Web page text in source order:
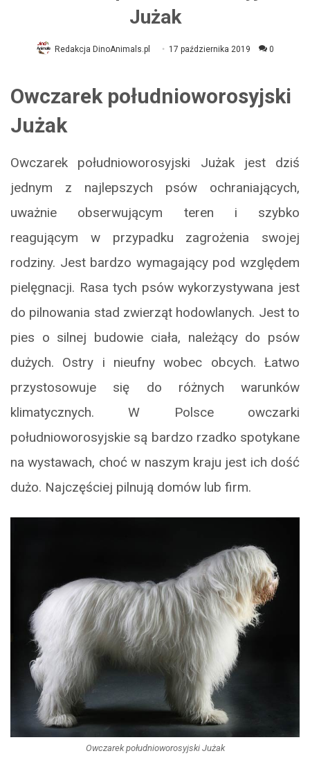
Jużak
Redakcja DinoAnimals.pl 17 października 2019 0
Owczarek południoworosyjski
Jużak
Owczarek południoworosyjski Jużak jest dziś
jednym z najlepszych psów ochraniających,
uważnie obserwującym teren i szybko
reagującym w przypadku zagrożenia swojej
rodziny. Jest bardzo wymagający pod względem
pielęgnacji. Rasa tych psów wykorzystywana jest
do pilnowania stad zwierząt hodowlanych. Jest to
pies o silnej budowie ciała, należący do psów
dużych. Ostry i nieufny wobec obcych. Łatwo
przystosowuje się do różnych warunków
klimatycznych. W Polsce owczarki
południoworosyjskie są bardzo rzadko spotykane
na wystawach, choć w naszym kraju jest ich dość
dużo. Najczęściej pilnują domów lub firm.
Owczarek południoworosyjski Jużak